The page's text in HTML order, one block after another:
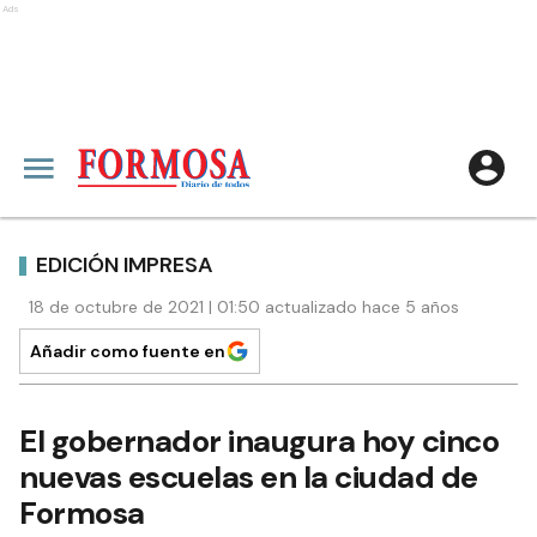
Ads
EDICIÓN IMPRESA
18 de octubre de 2021 | 01:50 actualizado hace 5 años
Añadir como fuente en
El gobernador inaugura hoy cinco
nuevas escuelas en la ciudad de
Formosa